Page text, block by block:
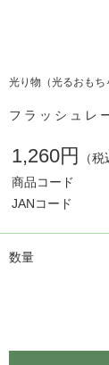
光り物（光るおもち
フラッシュ
1,260円
（税
商品コード
JANコード
数量